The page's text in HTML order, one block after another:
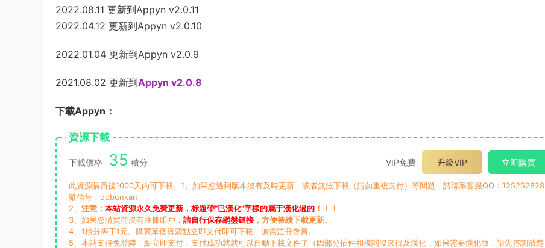
2022.08.11 更新到Appyn v2.0.11
2022.04.12 更新到Appyn v2.0.10
2022.01.04 更新到Appyn v2.0.9
2021.08.02 更新到Appyn v2.0.8
下載Appyn：
資源下載
下載價格 35 積分 VIP免費 升級VIP 立即購買
此資源購買後1000天内可下載。1、如果您遇到版本沒有及時更新，或者無法下載（請勿重複支付）等問題，請聯系客服QQ：125252828
微信号：dobunkan
2、 注意： 本站資源永久免費更新，标題帶“已漢化”字樣的屬于漢化過的 ！！！
3、如果您購買前沒有注冊賬戶， 請自行保存網盤鏈接 ，方便後續下載更新。
4、1積分等于1元。購買單個資源點立即支付即可下載，無需注冊會員。
5、本站支持免登陸，點立即支付，支付成功就就可以自動下載文件了（因部分插件和模闆沒來得及漢化，如果需要漢化版，請先咨詢清楚